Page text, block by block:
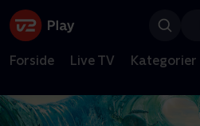
Forside Live TV Kategorier